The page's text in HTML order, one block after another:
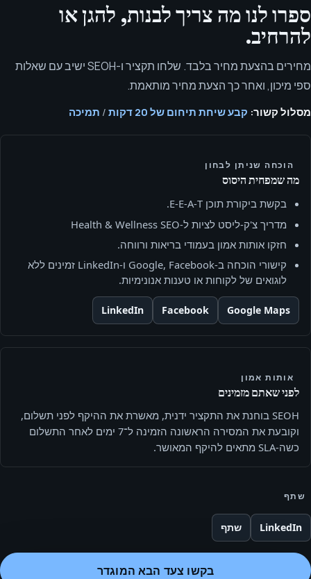
ספרו לנו מה צריך לבנות, להגן או
להרחיב.
מחירים בהצעת מחיר בלבד. שלחו תקציר ו-SEOH ישיב עם שאלות
ספי מיכון, ואחר כך הצעת מחיר מותאמת.
מסלול קשור: קבע שיחת תיחום של 20 דקות / תמיכה
הוכחה שניתן לבחון
מה שמפחית היסוס
בקשת ביקורת תוכן E‑E‑A‑T.
מדריך צ'ק‑ליסט לציות ל‑Health & Wellness SEO
חזקו אותות אמון בעמודי בריאות ורווחה.
קישורי הוכחה ב‑Google, Facebook ו‑LinkedIn זמינים ללא
לוגואים של לקוחות או טענות אנונימיות.
Google Maps
Facebook
LinkedIn
אותות אמון
לפני שאתם מזמינים
SEOH בוחנת את התקציר ידנית, מאשרת את ההיקף לפני תשלום,
וקובעת את המסירה הראשונה הזמינה ל־7 ימים לאחר התשלום
כשה-SLA מתאים להיקף המאושר.
שתף
LinkedIn שתף
בקשו צעד הבא המוגדר